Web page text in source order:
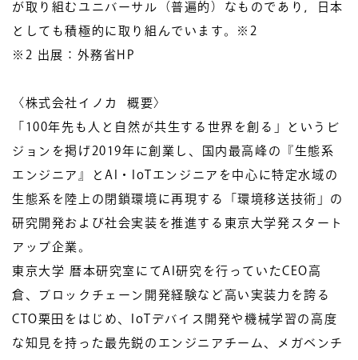
が取り組むユニバーサル（普遍的）なものであり，日本
としても積極的に取り組んでいます。※2
※2 出展：外務省HP
〈株式会社イノカ 概要〉
「100年先も人と自然が共生する世界を創る」というビ
ジョンを掲げ2019年に創業し、国内最高峰の『生態系
エンジニア』とAI・IoTエンジニアを中心に特定水域の
生態系を陸上の閉鎖環境に再現する「環境移送技術」の
研究開発および社会実装を推進する東京大学発スタート
アップ企業。
東京大学 暦本研究室にてAI研究を行っていたCEO高
倉、ブロックチェーン開発経験など高い実装力を誇る
CTO栗田をはじめ、IoTデバイス開発や機械学習の高度
な知見を持った最先鋭のエンジニアチーム、メガベンチ